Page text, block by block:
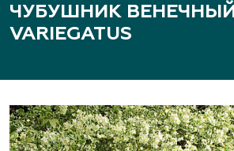
ЧУБУШНИК ВЕНЕЧНЫЙ
VARIEGATUS